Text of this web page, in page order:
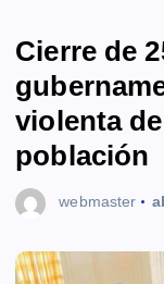
Cierre de
violenta
población
webmaster